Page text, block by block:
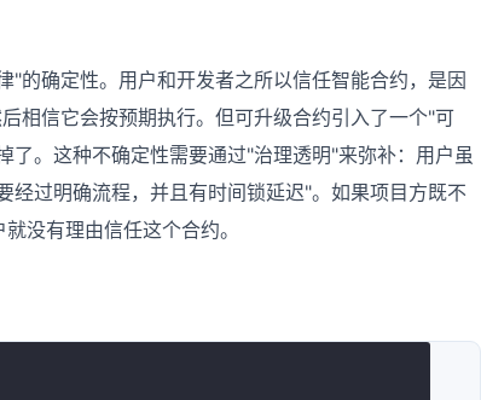
"的确定性。用户和开发者之所以信任智能合约，是因
相信它会按预期执行。但可升级合约引入了一个"可
了。这种不确定性需要通过"治理透明"来弥补：用户虽
过明确流程，并且有时间锁延迟"。如果项目方既不
没有理由信任这个合约。